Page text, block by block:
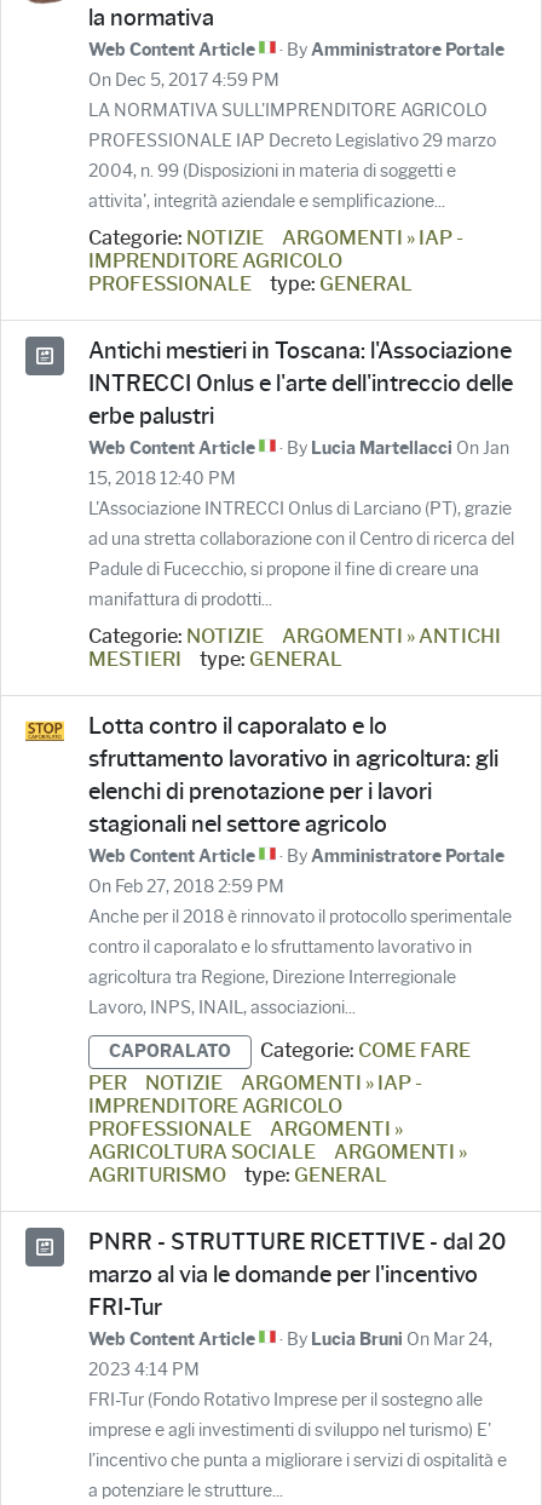
la normativa
Web Content Article · ByAmministratore Portale
On Dec 5, 2017 4:59 PM
LA NORMATIVA SULL'IMPRENDITORE AGRICOLO
PROFESSIONALE IAP Decreto Legislativo 29 marzo
2004, n. 99 (Disposizioni in materia di soggetti e
attivita', integrità aziendale e semplificazione...
Categorie: NOTIZIE
ARGOMENTI » IAP -
IMPRENDITORE AGRICOLO
PROFESSIONALE
type: GENERAL
Antichi mestieri in Toscana: l'Associazione
INTRECCI Onlus e l'arte dell'intreccio delle
erbe palustri
Web Content Article · By Lucia Martellacci On Jan
15, 2018 12:40 PM
L'Associazione INTRECCI Onlus di Larciano (PT), grazie
ad una stretta collaborazione con il Centro di ricerca del
Padule di Fucecchio, si propone il fine di creare una
manifattura di prodotti...
Categorie: NOTIZIE
ARGOMENTI » ANTICHI
MESTIERI
type: GENERAL
Lotta contro il caporalato e lo
sfruttamento lavorativo in agricoltura: gli
elenchi di prenotazione per i lavori
stagionali nel settore agricolo
Web Content Article · ByAmministratore Portale
On Feb 27, 2018 2:59 PM
Anche per il 2018 è rinnovato il protocollo sperimentale
contro il caporalato e lo sfruttamento lavorativo in
agricoltura tra Regione, Direzione Interregionale
Lavoro, INPS, INAIL, associazioni...
CAPORALATO Categorie: COME FARE
PER
NOTIZIE
ARGOMENTI » IAP -
IMPRENDITORE AGRICOLO
PROFESSIONALE
ARGOMENTI »
AGRICOLTURA SOCIALE
ARGOMENTI »
AGRITURISMO
type: GENERAL
PNRR - STRUTTURE RICETTIVE - dal 20
marzo al via le domande per l'incentivo
FRI-Tur
Web Content Article · By Lucia Bruni On Mar 24,
2023 4:14 PM
FRI-Tur (Fondo Rotativo Imprese per il sostegno alle
imprese e agli investimenti di sviluppo nel turismo) E'
l’incentivo che punta a migliorare i servizi di ospitalità e
a potenziare le strutture...